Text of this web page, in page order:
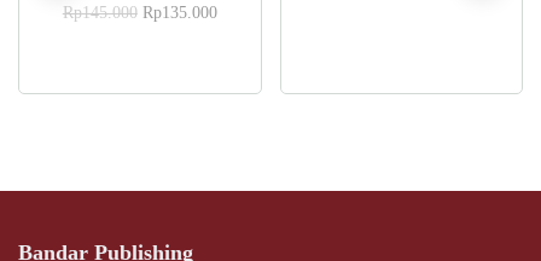
Rp145.000 Original
Rp135.000Current
Bandar Publishing